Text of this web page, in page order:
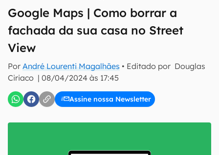
Google Maps | Como borrar a
fachada da sua casa no Street
View
Por André Lourenti Magalhães • Editado por Douglas
Ciriaco | 08/04/2024 às 17:45
Assine nossa Newsletter
inscreva-se
Uso e Política de Privacidade do Canaltech.